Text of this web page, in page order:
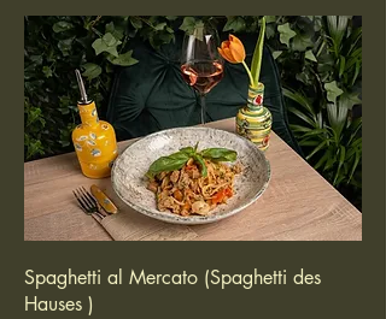
Spaghetti al Mercato (Spaghetti des
Hauses )